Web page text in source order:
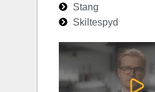
Stang
Skiltespyd